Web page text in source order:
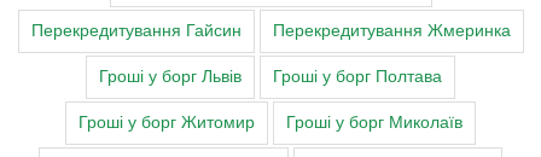
Перекредитування Гайсин Перекредитування Жмеринка
Гроші у борг Львів Гроші у борг Полтава
Гроші у борг Житомир Гроші у борг Миколаїв